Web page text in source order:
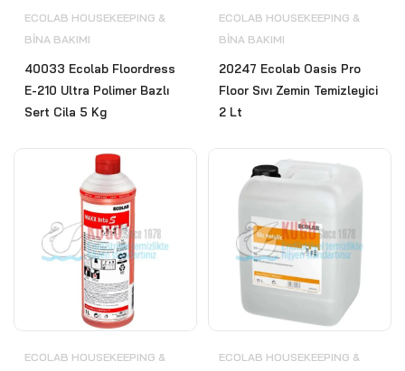
ECOLAB HOUSEKEEPING &
BİNA BAKIMI
40033 Ecolab Floordress
E-210 Ultra Polimer Bazlı
Sert Cila 5 Kg
ECOLAB HOUSEKEEPING &
BİNA BAKIMI
20247 Ecolab Oasis Pro
Floor Sıvı Zemin Temizleyici
2 Lt
ECOLAB HOUSEKEEPING &
ECOLAB HOUSEKEEPING &